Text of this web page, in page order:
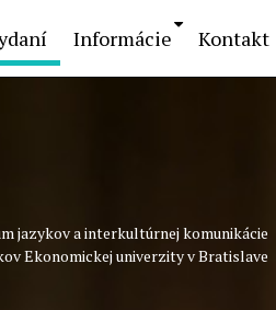
Informácie Kontakt
jazykov a interkultúrnej komunikácie
Ekonomickej univerzity v Bratislave